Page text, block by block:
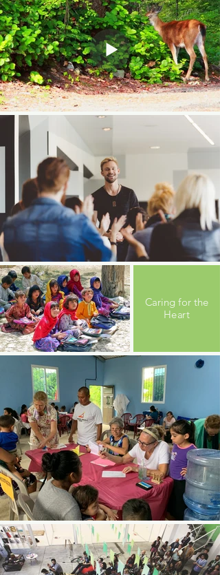
Caring for the
Heart